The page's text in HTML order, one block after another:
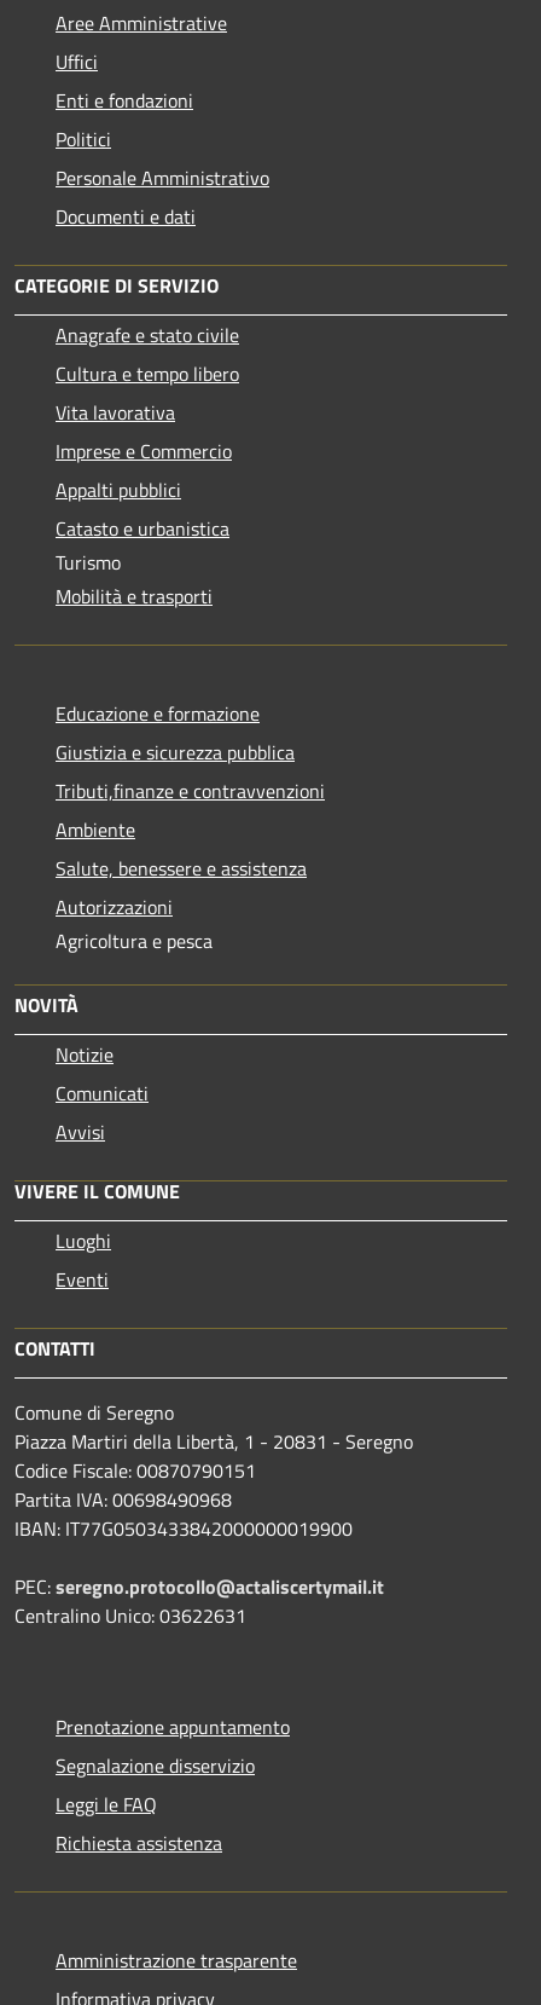
Aree Amministrative
Uffici
Enti e fondazioni
Politici
Personale Amministrativo
Documenti e dati
CATEGORIE DI SERVIZIO
Anagrafe e stato civile
Cultura e tempo libero
Vita lavorativa
Imprese e Commercio
Appalti pubblici
Catasto e urbanistica
Turismo
Mobilità e trasporti
Educazione e formazione
Giustizia e sicurezza pubblica
Tributi,finanze e contravvenzioni
Ambiente
Salute, benessere e assistenza
Autorizzazioni
Agricoltura e pesca
NOVITÀ
Notizie
Comunicati
Avvisi
VIVERE IL COMUNE
Luoghi
Eventi
CONTATTI
Comune di Seregno
Piazza Martiri della Libertà, 1 - 20831 - Seregno
Codice Fiscale: 00870790151
Partita IVA: 00698490968
IBAN: IT77G0503433842000000019900
PEC:seregno.protocollo@actaliscertymail.it
Centralino Unico: 03622631
Prenotazione appuntamento
Segnalazione disservizio
Leggi le FAQ
Richiesta assistenza
Amministrazione trasparente
Informativa privacy